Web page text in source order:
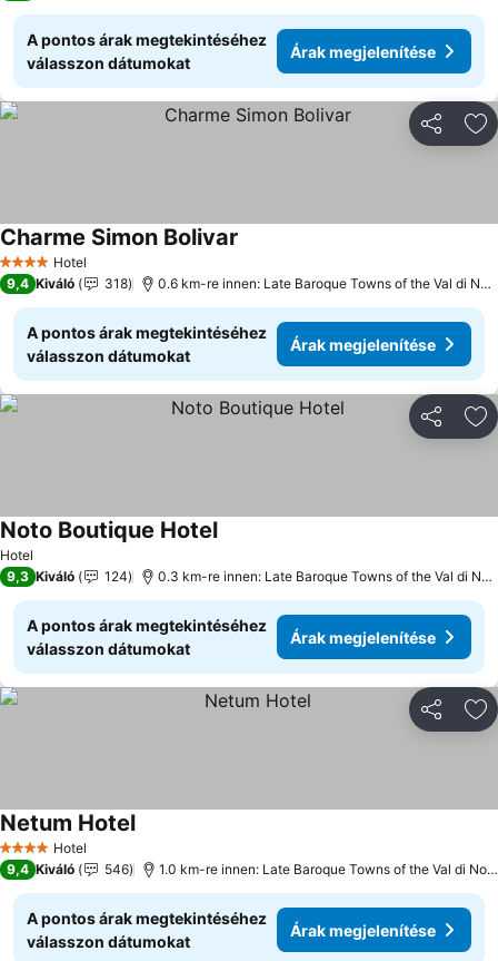
A pontos árak megtekintéséhez
válasszon dátumokat
Árak megjelenítése
4 KategóriaHotel
Charme Simon Bolivar
9,4 Kiváló 318 0.6 km-re innen: Late Baroque Towns of the Val di Noto
A pontos árak megtekintéséhez
válasszon dátumokat
Árak megjelenítése
Hotel
Noto Boutique Hotel
9,3 Kiváló 124 0.3 km-re innen: Late Baroque Towns of the Val di Noto
A pontos árak megtekintéséhez
válasszon dátumokat
Árak megjelenítése
4 KategóriaHotel
Netum Hotel
9,4 Kiváló 546 1.0 km-re innen: Late Baroque Towns of the Val di Noto
A pontos árak megtekintéséhez
válasszon dátumokat
Árak megjelenítése